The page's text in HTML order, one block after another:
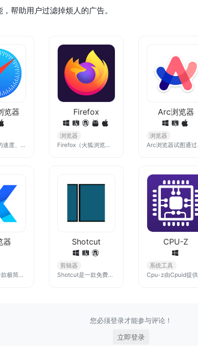
帮助用户过滤掉烦人的广告。
览器
以快如闪电的速度、强大的隐私保护功能和完备的自定义选项探索网络。你可以通过 Safari 浏览器浏览站点、翻译网页以及跨 iOS、iPadOS 和 macOS 访问你的标签页。
Firefox
浏览器
Firefox（火狐浏览器）是一款功能全面、安全可靠且用户友好的浏览器，由非营利组织 Mozilla 全力开发，Windows、Mac、Linux、Android、与 iOS 版皆可免费下载。
Arc浏览器
浏览器
Arc浏览器试图通过
器
X浏览器是一款极简快速的手机浏览器，内建支持油猴脚本，按需增强功能，无新闻，无推送，无后台，小而强大，给你淋漓尽致的浏览体验。
Shotcut
剪辑器
Shotcut是一款免费开源跨平台视频编辑软件，支持多种格式，无需导入，使用简单，界面清爽无广告，支持中文，可以自定义渲染导出的视频分辨率和音视频参数。
CPU-Z
系统工具
您必须登录才能参与评论！
立即登录